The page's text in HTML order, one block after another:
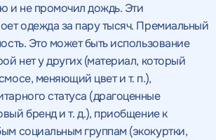
и не промочил дождь. Эти
одежда за пару тысяч. Премиальный
Это может быть использование
нет у других (материал, который
меняющий цвет и т. п.),
статуса (драгоценные
бренд и т. д.), приобщение к
социальным группам (экокуртки,